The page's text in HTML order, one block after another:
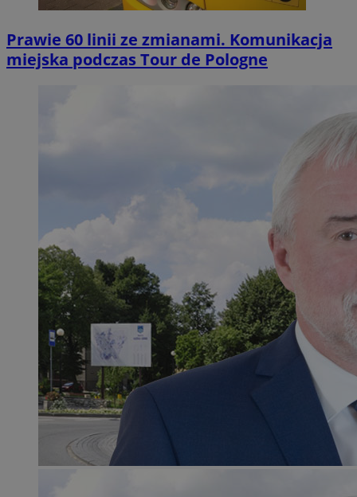
Prawie 60 linii ze zmianami. Komunikacja
miejska podczas Tour de Pologne